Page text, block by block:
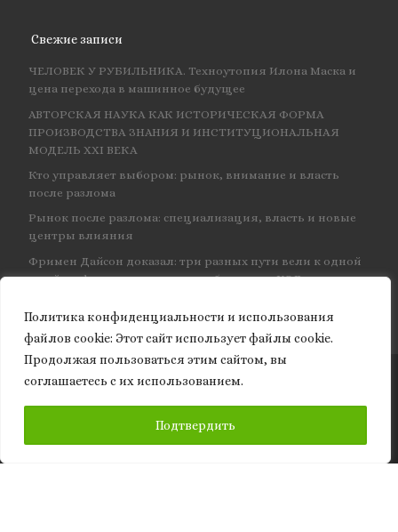
Политика конфиденциальности и использования
файлов сookie: Этот сайт использует файлы cookie.
Продолжая пользоваться этим сайтом, вы
соглашаетесь с их использованием.
Подтвердить
Свежие записи
ЧЕЛОВЕК У РУБИЛЬНИКА. Техноутопия Илона Маска и
цена перехода в машинное будущее
АВТОРСКАЯ НАУКА КАК ИСТОРИЧЕСКАЯ ФОРМА
ПРОИЗВОДСТВА ЗНАНИЯ И ИНСТИТУЦИОНАЛЬНАЯ
МОДЕЛЬ XXI ВЕКА
Кто управляет выбором: рынок, внимание и власть
после разлома
Рынок после разлома: специализация, власть и новые
центры влияния
Фримен Дайсон доказал: три разных пути вели к одной
и той же физике — и навсегда объединил КЭД
© 2026Granite of science– Все права защищены